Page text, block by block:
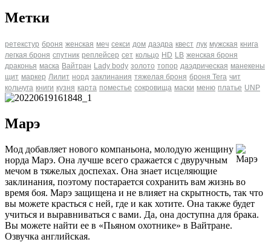
Метки
ретекстур броня женская меч секси дом даэдра квест лук мужская книга
легкая броня спутник реплейсер сет кольцо HD LB женская броня
драконья маска Вайтран Lady body золото топор даэдрическая манекены
щит маркер Лилит норд заклинания тяжелая броня броня Tera чит
кольчуга книги кузня карта поместье сокровища маски меню платье UNP
Марэ
Мод добавляет нового компаньона, молодую женщину
норда Марэ. Она лучше всего сражается с двуручным
мечом в тяжелых доспехах. Она знает исцеляющие
заклинания, поэтому постарается сохранить вам жизнь во
время боя. Марэ защищена и не влияет на скрытность, так что
вы можете красться с ней, где и как хотите. Она также будет
учиться и выравниваться с вами. Да, она доступна для брака.
Вы можете найти ее в «Пьяном охотнике» в Вайтране.
Озвучка английская.